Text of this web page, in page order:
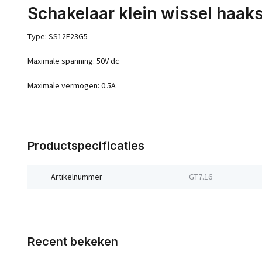
Schakelaar klein wissel
Type: SS12F23G5
Maximale spanning: 50V dc
Maximale vermogen: 0.5A
Productspecificaties
Artikelnummer GT7.16
Recent bekeken